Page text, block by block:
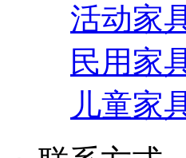
活动家
民用家
儿童家